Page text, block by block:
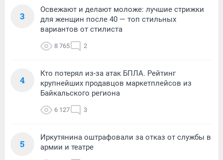
3
Освежают и делают моложе: лучшие стрижки
для женщин после 40 — топ стильных
вариантов от стилиста
8 765 2
4
Кто потерял из-за атак БПЛА. Рейтинг
крупнейших продавцов маркетплейсов из
Байкальского региона
6 127 3
5
Иркутянина оштрафовали за отказ от службы в
армии и театре